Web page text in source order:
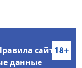
сайта
данные